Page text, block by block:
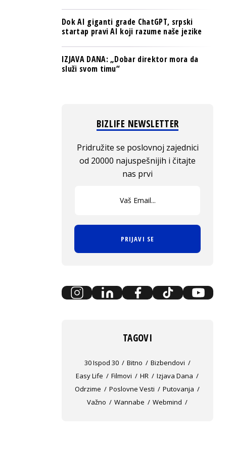
Dok AI giganti grade ChatGPT, srpski
startap pravi AI koji razume naše jezike
IZJAVA DANA: „Dobar direktor mora da
služi svom timu“
BIZLIFE NEWSLETTER
Pridružite se poslovnoj zajednici
od 20000 najuspešnijih i čitajte
nas prvi
PRIJAVI SE
TAGOVI
30 Ispod 30 Bitno
Bizbendovi
Easy Life
Filmovi HR
Izjava Dana
Odrzime
Poslovne Vesti
Putovanja
Važno
Wannabe Webmind